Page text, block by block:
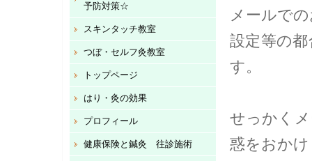
メールで
設定等の
す。
せっかく
惑をおか
予防対策☆
スキンタッチ教室
つぼ・セルフ灸教室
トップページ
はり・灸の効果
プロフィール
健康保険と鍼灸 往診施術